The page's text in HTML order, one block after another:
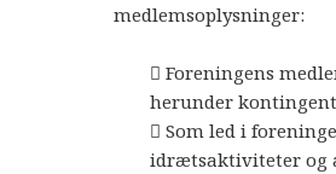
medlemsoplysninger:
 Foreningens
herunder
 Som led i
idrætsaktiviteter og